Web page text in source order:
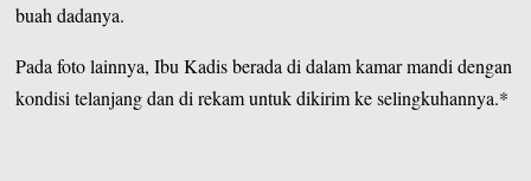
buah dadanya.
Pada foto lainnya, Ibu Kadis berada di dalam kamar mandi dengan
kondisi telanjang dan di rekam untuk dikirim ke selingkuhannya.*